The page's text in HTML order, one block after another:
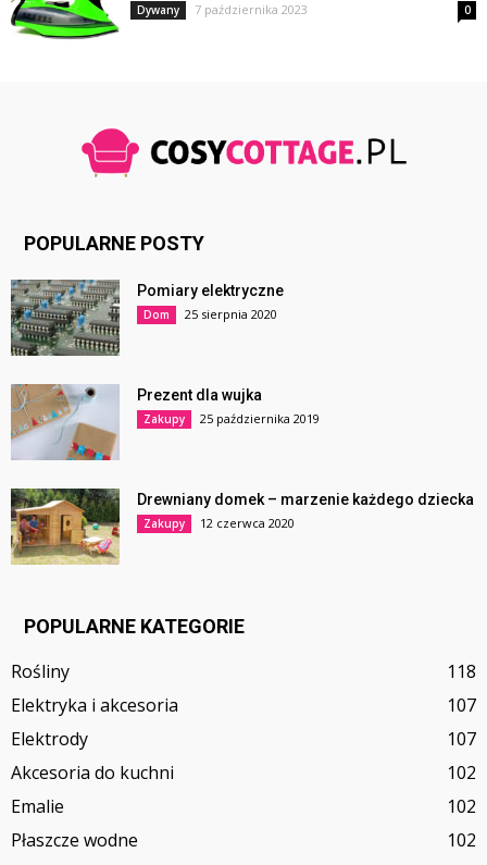
Dywany 7 października 2023 0
POPULARNE POSTY
Pomiary elektryczne
Dom 25 sierpnia 2020
Prezent dla wujka
Zakupy 25 października 2019
Drewniany domek – marzenie każdego dziecka
Zakupy 12 czerwca 2020
POPULARNE KATEGORIE
Rośliny
118
Elektryka i akcesoria
107
Elektrody
107
Akcesoria do kuchni
102
Emalie
102
Płaszcze wodne
102